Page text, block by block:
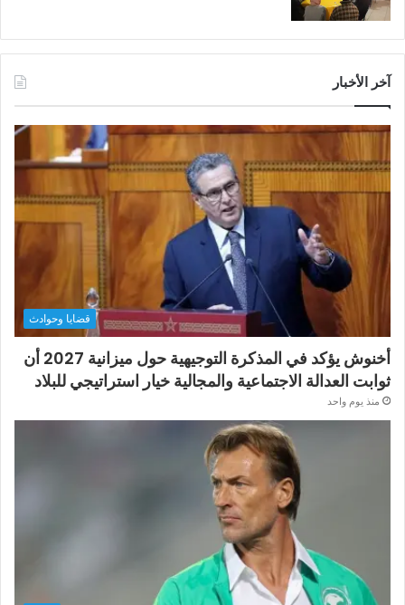
آخر الأخبار
قضايا وحوادث
أخنوش يؤكد في المذكرة التوجيهية حول ميزانية 2027 أن
ثوابت العدالة الاجتماعية والمجالية خيار استراتيجي للبلاد
منذ يوم واحد